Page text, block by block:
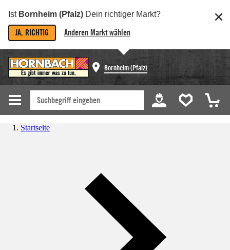
Ist Bornheim (Pfalz) Dein richtiger Markt?
JA, RICHTIG Anderen Markt wählen
Bornheim (Pfalz)
Startseite